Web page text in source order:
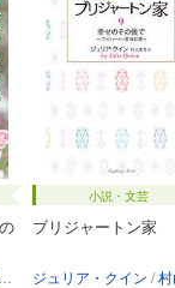
小説・文芸
ブリジャートン家
ジュリア・クイン 村